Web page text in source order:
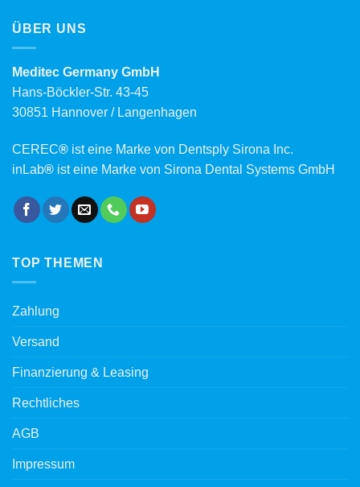
ÜBER UNS
Meditec Germany GmbH
Hans-Böckler-Str. 43-45
30851 Hannover / Langenhagen
CEREC® ist eine Marke von Dentsply Sirona Inc.
inLab® ist eine Marke von Sirona Dental Systems GmbH
TOP THEMEN
Zahlung
Versand
Finanzierung & Leasing
Rechtliches
AGB
Impressum